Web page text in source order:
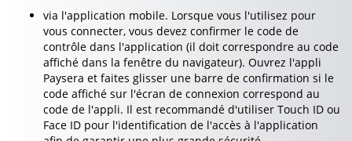
via l'application mobile. Lorsque vous l'utilisez pour
vous connecter, vous devez confirmer le code de
contrôle dans l'application (il doit correspondre au code
affiché dans la fenêtre du navigateur). Ouvrez l'appli
Paysera et faites glisser une barre de confirmation si le
code affiché sur l'écran de connexion correspond au
code de l'appli. Il est recommandé d'utiliser Touch ID ou
Face ID pour l'identification de l'accès à l'application